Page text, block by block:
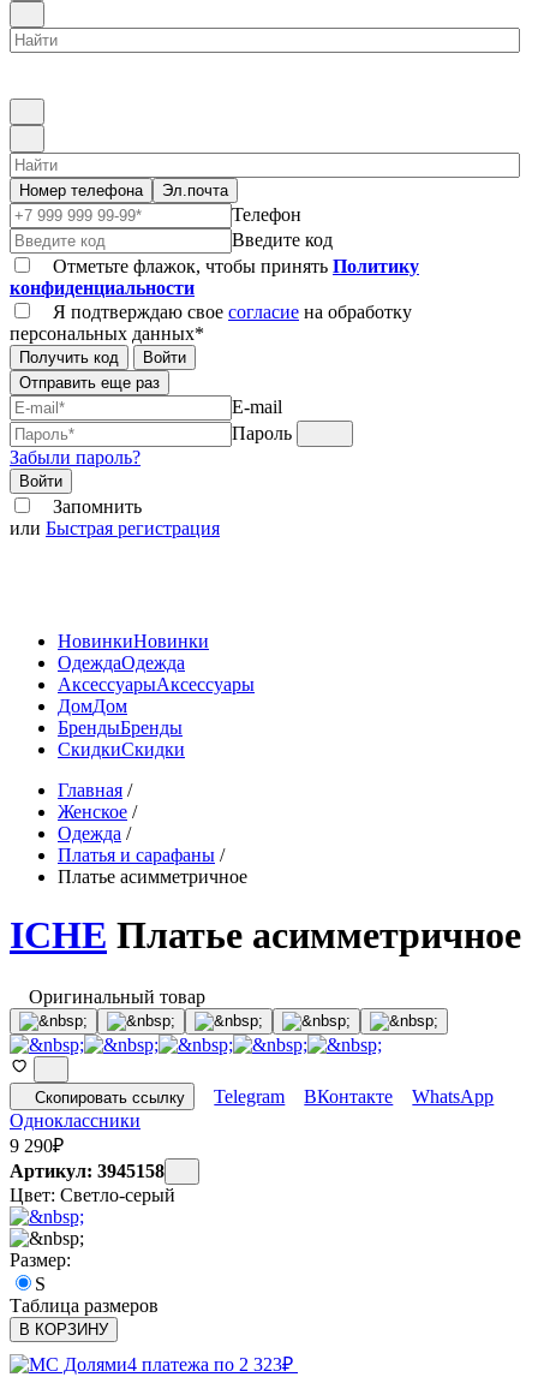
Номер телефона Эл.почта
Телефон
Введите код
Отметьте флажок, чтобы принять Политику
конфиденциальности
Я подтверждаю свое согласие на обработку
персональных данных*
Получить код
Войти
Отправить еще раз
E-mail
Пароль
Забыли пароль?
Войти
Запомнить
или Быстрая регистрация
НовинкиНовинки
ОдеждаОдежда
АксессуарыАксессуары
ДомДом
БрендыБренды
СкидкиСкидки
Главная /
Женское /
Одежда /
Платья и сарафаны /
Платье асимметричное
ICHE Платье асимметричное
Оригинальный товар
Скопировать ссылку Telegram ВКонтакте
WhatsApp
Одноклассники
9 290₽
Артикул: 3945158
Цвет: Светло-серый
Размер:
S
Таблица размеров
В КОРЗИНУ
4 платежа по 2 323₽